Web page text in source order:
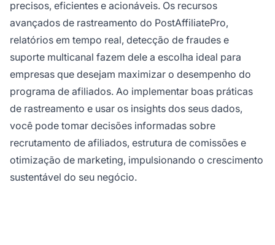
precisos, eficientes e acionáveis. Os recursos
avançados de rastreamento do PostAffiliatePro,
relatórios em tempo real, detecção de fraudes e
suporte multicanal fazem dele a escolha ideal para
empresas que desejam maximizar o desempenho do
programa de afiliados. Ao implementar boas práticas
de rastreamento e usar os insights dos seus dados,
você pode tomar decisões informadas sobre
recrutamento de afiliados, estrutura de comissões e
otimização de marketing, impulsionando o crescimento
sustentável do seu negócio.